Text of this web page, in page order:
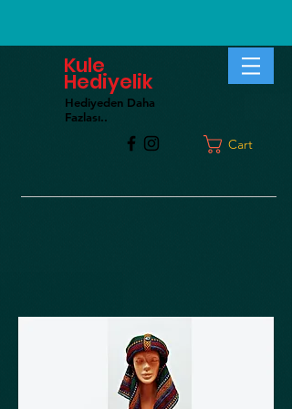
Kule
Hediyelik
Hediyeden Daha
Fazlası..
Cart